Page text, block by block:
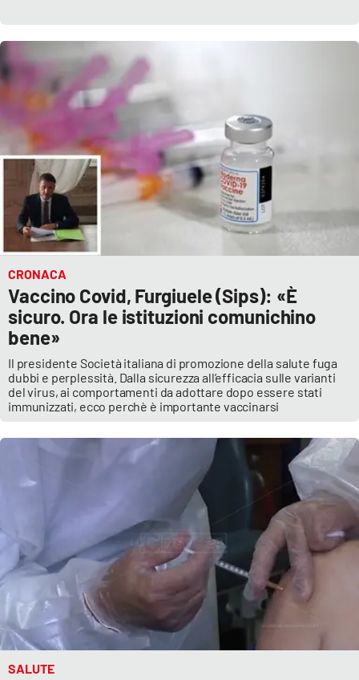
CRONACA
Vaccino Covid, Furgiuele (Sips): «È
sicuro. Ora le istituzioni comunichino
bene»
Il presidente Società italiana di promozione della salute fuga
dubbi e perplessità. Dalla sicurezza all’efficacia sulle varianti
del virus, ai comportamenti da adottare dopo essere stati
immunizzati, ecco perchè è importante vaccinarsi
SALUTE